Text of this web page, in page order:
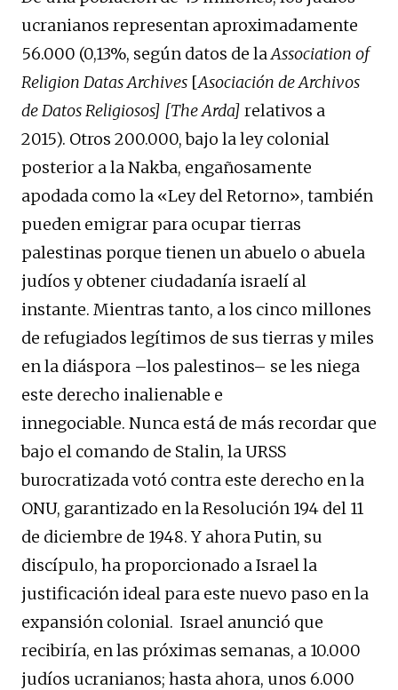
ucranianos representan aproximadamente
56.000 (0,13%, según datos de laAssociation of
Religion Datas Archives [Asociación de Archivos
de Datos Religiosos] [The Arda] relativos a
2015). Otros 200.000, bajo la ley colonial
posterior a la Nakba, engañosamente
apodada como la «Ley del Retorno», también
pueden emigrar para ocupar tierras
palestinas porque tienen un abuelo o abuela
judíos y obtener ciudadanía israelí al
instante. Mientras tanto, a los cinco millones
de refugiados legítimos de sus tierras y miles
en la diáspora –los palestinos– se les niega
este derecho inalienable e
innegociable. Nunca está de más recordar que
bajo el comando de Stalin, la URSS
burocratizada votó contra este derecho en la
ONU, garantizado en la Resolución 194 del 11
de diciembre de 1948. Y ahora Putin, su
discípulo, ha proporcionado a Israel la
justificación ideal para este nuevo paso en la
expansión colonial. Israel anunció que
recibiría, en las próximas semanas, a 10.000
judíos ucranianos; hasta ahora, unos 6.000